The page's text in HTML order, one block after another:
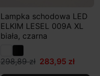
Lampka schodowa LED
ELKIM LESEL 009A XL
biała, czarna
298,89 zł 283,95 zł